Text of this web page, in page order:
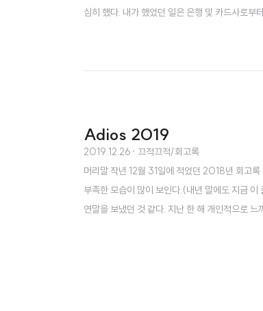
심히 했다. 내가 했었던 일은 은행 및 카드사로
Adios 2019
2019.12.26 · 끄적끄적/회고록
머리말 작년 12월 31일에 적었던 2018년 회고
부족한 모습이 많이 보인다.(내년 말에도 지금
연말을 보냈던 것 같다. 지난 한 해 개인적으로